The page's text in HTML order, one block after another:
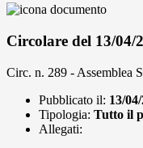
Circolare del 13/04/
Circ. n. 289 - Assemblea
Pubblicato il: 13/
Tipologia: Tutto il
Allegati: